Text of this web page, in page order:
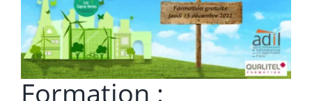
Formation :